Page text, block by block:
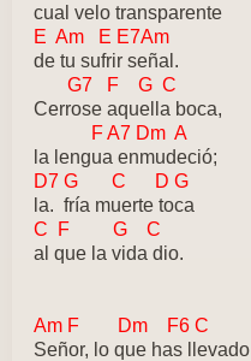
cual velo transparente
E Am E E7Am
de tu sufrir señal.
G7 F G C
Cerrose aquella boca,
F A7 Dm A
la lengua enmudeció;
D7 G C D G
la. fría muerte toca
C F G C
al que la vida dio.
Am F Dm F6 C
Señor, lo que has llevado